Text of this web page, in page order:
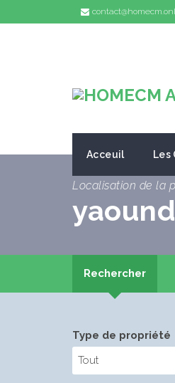
Acceuil Les
Localisation de la
Rechercher
Type de propriété
Tout